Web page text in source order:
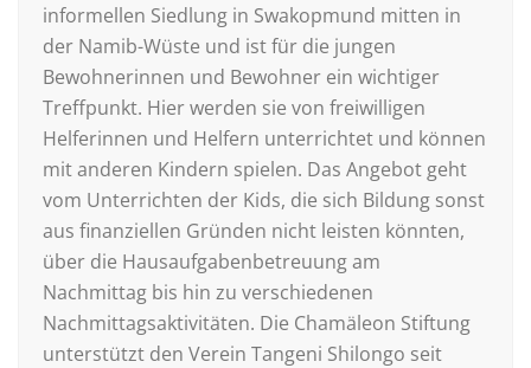
informellen Siedlung in Swakopmund mitten in
der Namib-Wüste und ist für die jungen
Bewohnerinnen und Bewohner ein wichtiger
Treffpunkt. Hier werden sie von freiwilligen
Helferinnen und Helfern unterrichtet und können
mit anderen Kindern spielen. Das Angebot geht
vom Unterrichten der Kids, die sich Bildung sonst
aus finanziellen Gründen nicht leisten könnten,
über die Hausaufgabenbetreuung am
Nachmittag bis hin zu verschiedenen
Nachmittagsaktivitäten. Die Chamäleon Stiftung
unterstützt den Verein Tangeni Shilongo seit